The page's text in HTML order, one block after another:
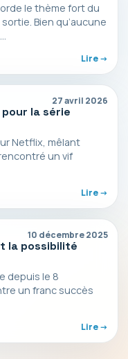
le thème fort du
Bien qu’aucune
Lire ->
27 avril 2026
la série
Netflix, mêlant
un vif
Lire ->
10 décembre 2025
la possibilité
depuis le 8
un franc succès
Lire ->